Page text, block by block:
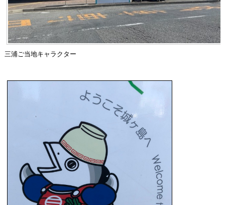
三浦ご当地キャラクター